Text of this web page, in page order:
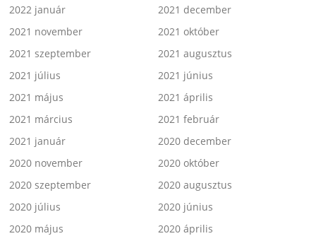
2022 január
2021 december
2021 november
2021 október
2021 szeptember
2021 augusztus
2021 július
2021 június
2021 május
2021 április
2021 március
2021 február
2021 január
2020 december
2020 november
2020 október
2020 szeptember
2020 augusztus
2020 július
2020 június
2020 május
2020 április